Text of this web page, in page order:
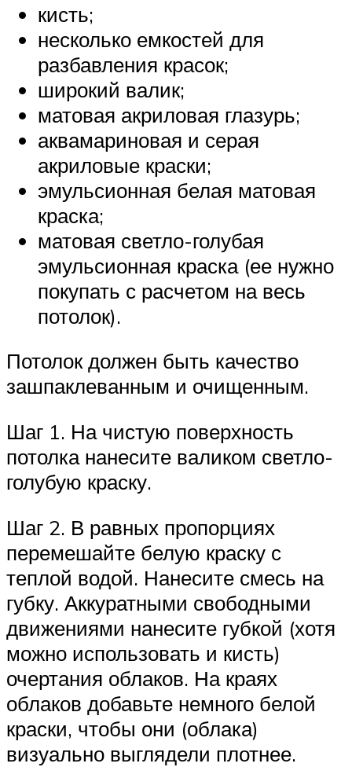
кисть;
несколько емкостей для
разбавления красок;
широкий валик;
матовая акриловая глазурь;
аквамариновая и серая
акриловые краски;
эмульсионная белая матовая
краска;
матовая светло-голубая
эмульсионная краска (ее нужно
покупать с расчетом на весь
потолок).
Потолок должен быть качество
зашпаклеванным и очищенным.
Шаг 1. На чистую поверхность
потолка нанесите валиком светло-
голубую краску.
Шаг 2. В равных пропорциях
перемешайте белую краску с
теплой водой. Нанесите смесь на
губку. Аккуратными свободными
движениями нанесите губкой (хотя
можно использовать и кисть)
очертания облаков. На краях
облаков добавьте немного белой
краски, чтобы они (облака)
визуально выглядели плотнее.